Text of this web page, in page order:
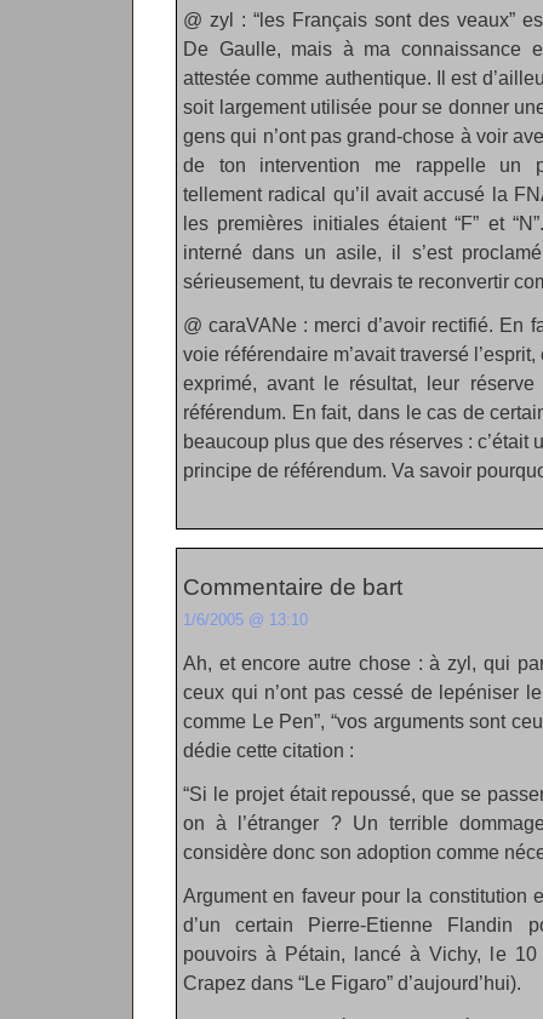
@ zyl : “les Français sont des veaux”
De Gaulle, mais à ma connaissance
attestée comme authentique. Il est
soit largement utilisée pour se donner
gens qui n’ont pas grand-chose à voir
de ton intervention me rappelle un
tellement radical qu’il avait accusé la
les premières initiales étaient “F” et
interné dans un asile, il s’est
sérieusement, tu devrais te reconvertir
@ caraVANe : merci d’avoir rectifié. En
voie référendaire m’avait traversé
exprimé, avant le résultat, leur
référendum. En fait, dans le cas de
beaucoup plus que des réserves : c’était
principe de référendum. Va savoir
Commentaire de bart
1/6/2005 @ 13:10
Ah, et encore autre chose : à zyl, qui
ceux qui n’ont pas cessé de lepéniser
comme Le Pen”, “vos arguments sont
dédie cette citation :
“Si le projet était repoussé, que se
on à l’étranger ? Un terrible
considère donc son adoption comme
Argument en faveur pour la constitution
d’un certain Pierre-Etienne Flandin
pouvoirs à Pétain, lancé à Vichy, le
Crapez dans “Le Figaro” d’aujourd’hui).